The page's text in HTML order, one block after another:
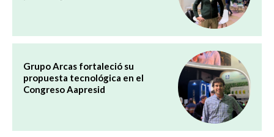
Grupo Arcas fortaleció su
propuesta tecnológica en el
Congreso Aapresid